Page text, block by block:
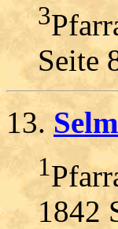
3
Seite
13.
1
1842